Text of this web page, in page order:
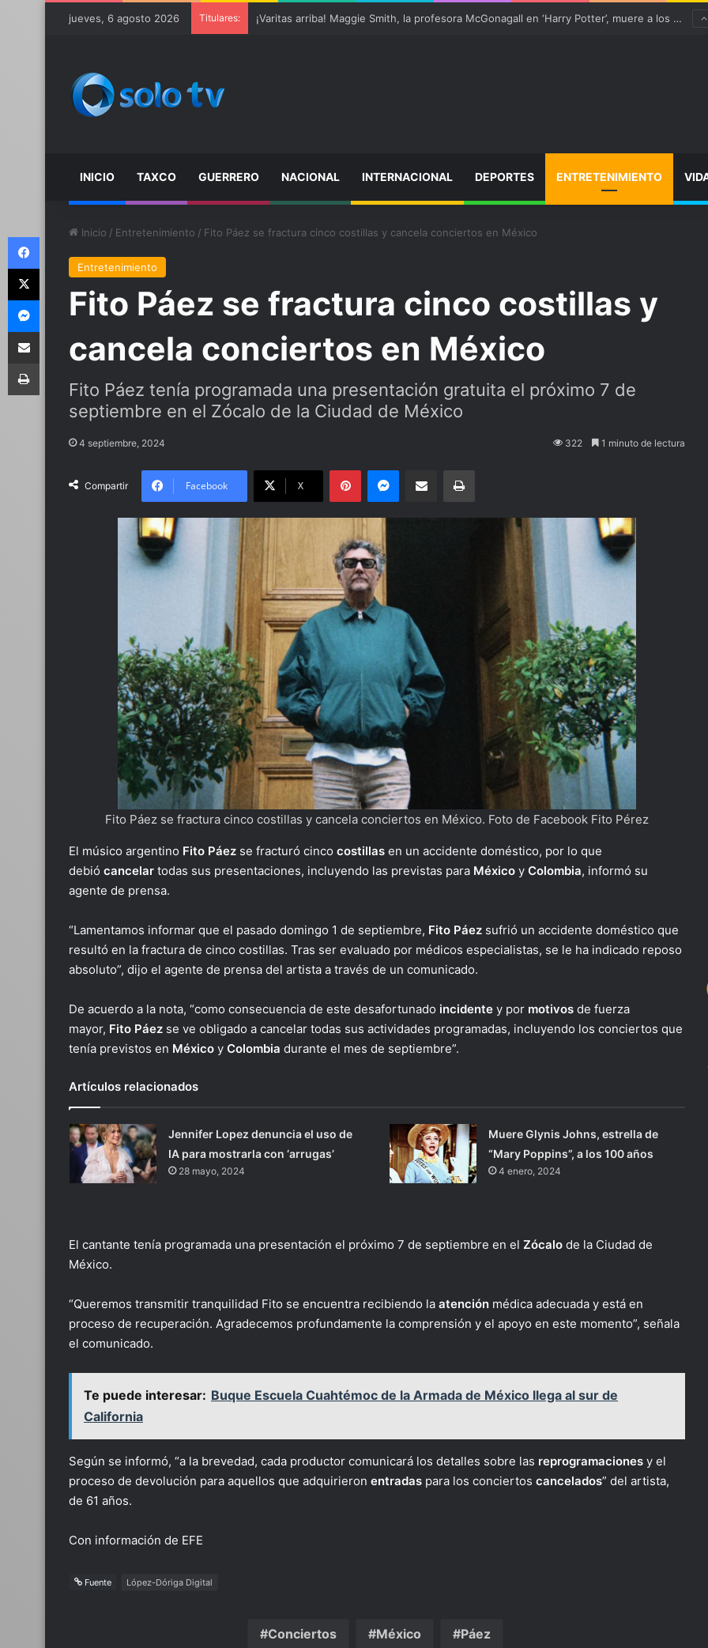
jueves, 6 agosto 2026 Titulares:
INICIO TAXCO GUERRERO NACIONAL INTERNACIONAL DEPORTES ENTRETENIMIENTO
Inicio / Entretenimiento / Fito Páez se fractura cinco costillas y cancela conciertos en México
Entretenimiento
Fito Páez se fractura cinco costillas y
cancela conciertos en México
Fito Páez tenía programada una presentación gratuita el próximo 7 de
septiembre en el Zócalo de la Ciudad de México
4 septiembre, 2024 322 1 minuto de lectura
Compartir Facebook X
PinterestMessenger
Compartir por email Imprimir
Fito Páez se fractura cinco costillas y cancela conciertos en México. Foto de Facebook Fito Pérez
El músico argentino Fito Páez se fracturó cinco costillas en un accidente doméstico, por lo que
debió cancelar todas sus presentaciones, incluyendo las previstas para México y Colombia, informó su
agente de prensa.
“Lamentamos informar que el pasado domingo 1 de septiembre, Fito Páez sufrió un accidente doméstico que
resultó en la fractura de cinco costillas. Tras ser evaluado por médicos especialistas, se le ha indicado reposo
absoluto”, dijo el agente de prensa del artista a través de un comunicado.
De acuerdo a la nota, “como consecuencia de este desafortunado incidente y por motivos de fuerza
mayor, Fito Páez se ve obligado a cancelar todas sus actividades programadas, incluyendo los conciertos que
tenía previstos en México y Colombia durante el mes de septiembre”.
Artículos relacionados
Jennifer Lopez denuncia el uso de
IA para mostrarla con ‘arrugas’
28 mayo, 2024
Muere Glynis Johns, estrella de
“Mary Poppins”, a los 100 años
4 enero, 2024
El cantante tenía programada una presentación el próximo 7 de septiembre en el Zócalo de la Ciudad de
México.
“Queremos transmitir tranquilidad Fito se encuentra recibiendo la atención médica adecuada y está en
proceso de recuperación. Agradecemos profundamente la comprensión y el apoyo en este momento”, señala
el comunicado.
Te puede interesar: Buque Escuela Cuahtémoc de la Armada de México llega al sur de
California
Según se informó, “a la brevedad, cada productor comunicará los detalles sobre las reprogramaciones y el
proceso de devolución para aquellos que adquirieron entradas para los conciertos cancelados” del artista,
de 61 años.
Con información de EFE
Fuente López-Dóriga Digital
Conciertos México Páez
Facebook
X
Messenger
Compartir por email
Imprimir